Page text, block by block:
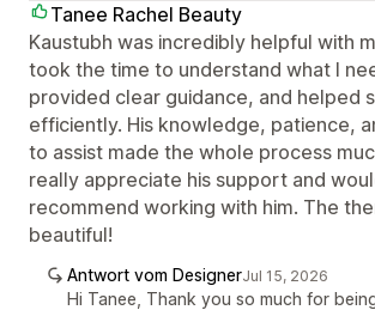
Tanee Rachel Beauty
Kaustubh was incredibly helpful with
took the time to understand what I
provided clear guidance, and helped
efficiently. His knowledge, patience,
to assist made the whole process
really appreciate his support and
recommend working with him. The
beautiful!
Antwort vom DesignerJul 15, 2026
Hi Tanee, Thank you so much for